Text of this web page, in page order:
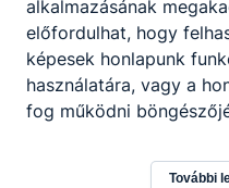
Baranya Vármegyei
alkalmazásának
előfordulhat, hogy
képesek honlapunk
használatára, vagy a
fog működni
További